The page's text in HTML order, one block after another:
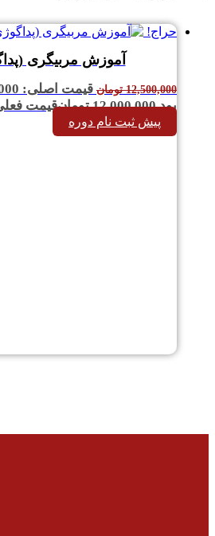
حراج!
آموزش مربیگری
12,500,000 تومان
بود.12,000,000 تومانقیمت فعلی: 12,000,000
پیش ثبت نام دوره